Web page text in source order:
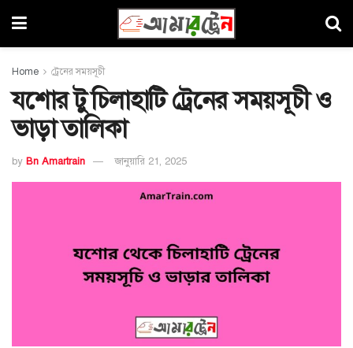
Home ট্রেনের সময়সূচী
যশোর টু চিলাহাটি ট্রেনের সময়সূচী ও
ভাড়া তালিকা
by Bn Amartrain জানুয়ারি 21, 2025